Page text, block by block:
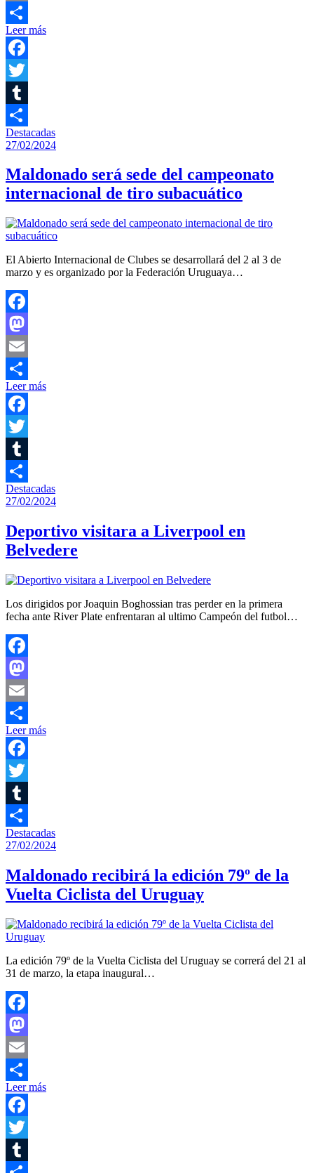
Email
Compartir
Leer más
Facebook
Twitter
Tumblr
Compartir
Destacadas
27/02/2024
Maldonado será sede del campeonato
internacional de tiro subacuático
El Abierto Internacional de Clubes se desarrollará del 2 al 3 de
marzo y es organizado por la Federación Uruguaya…
Facebook
Mastodon
Email
Compartir
Leer más
Facebook
Twitter
Tumblr
Compartir
Destacadas
27/02/2024
Deportivo visitara a Liverpool en
Belvedere
Los dirigidos por Joaquin Boghossian tras perder en la primera
fecha ante River Plate enfrentaran al ultimo Campeón del futbol…
Facebook
Mastodon
Email
Compartir
Leer más
Facebook
Twitter
Tumblr
Compartir
Destacadas
27/02/2024
Maldonado recibirá la edición 79º de la
Vuelta Ciclista del Uruguay
La edición 79º de la Vuelta Ciclista del Uruguay se correrá del 21 al
31 de marzo, la etapa inaugural…
Facebook
Mastodon
Email
Compartir
Leer más
Facebook
Twitter